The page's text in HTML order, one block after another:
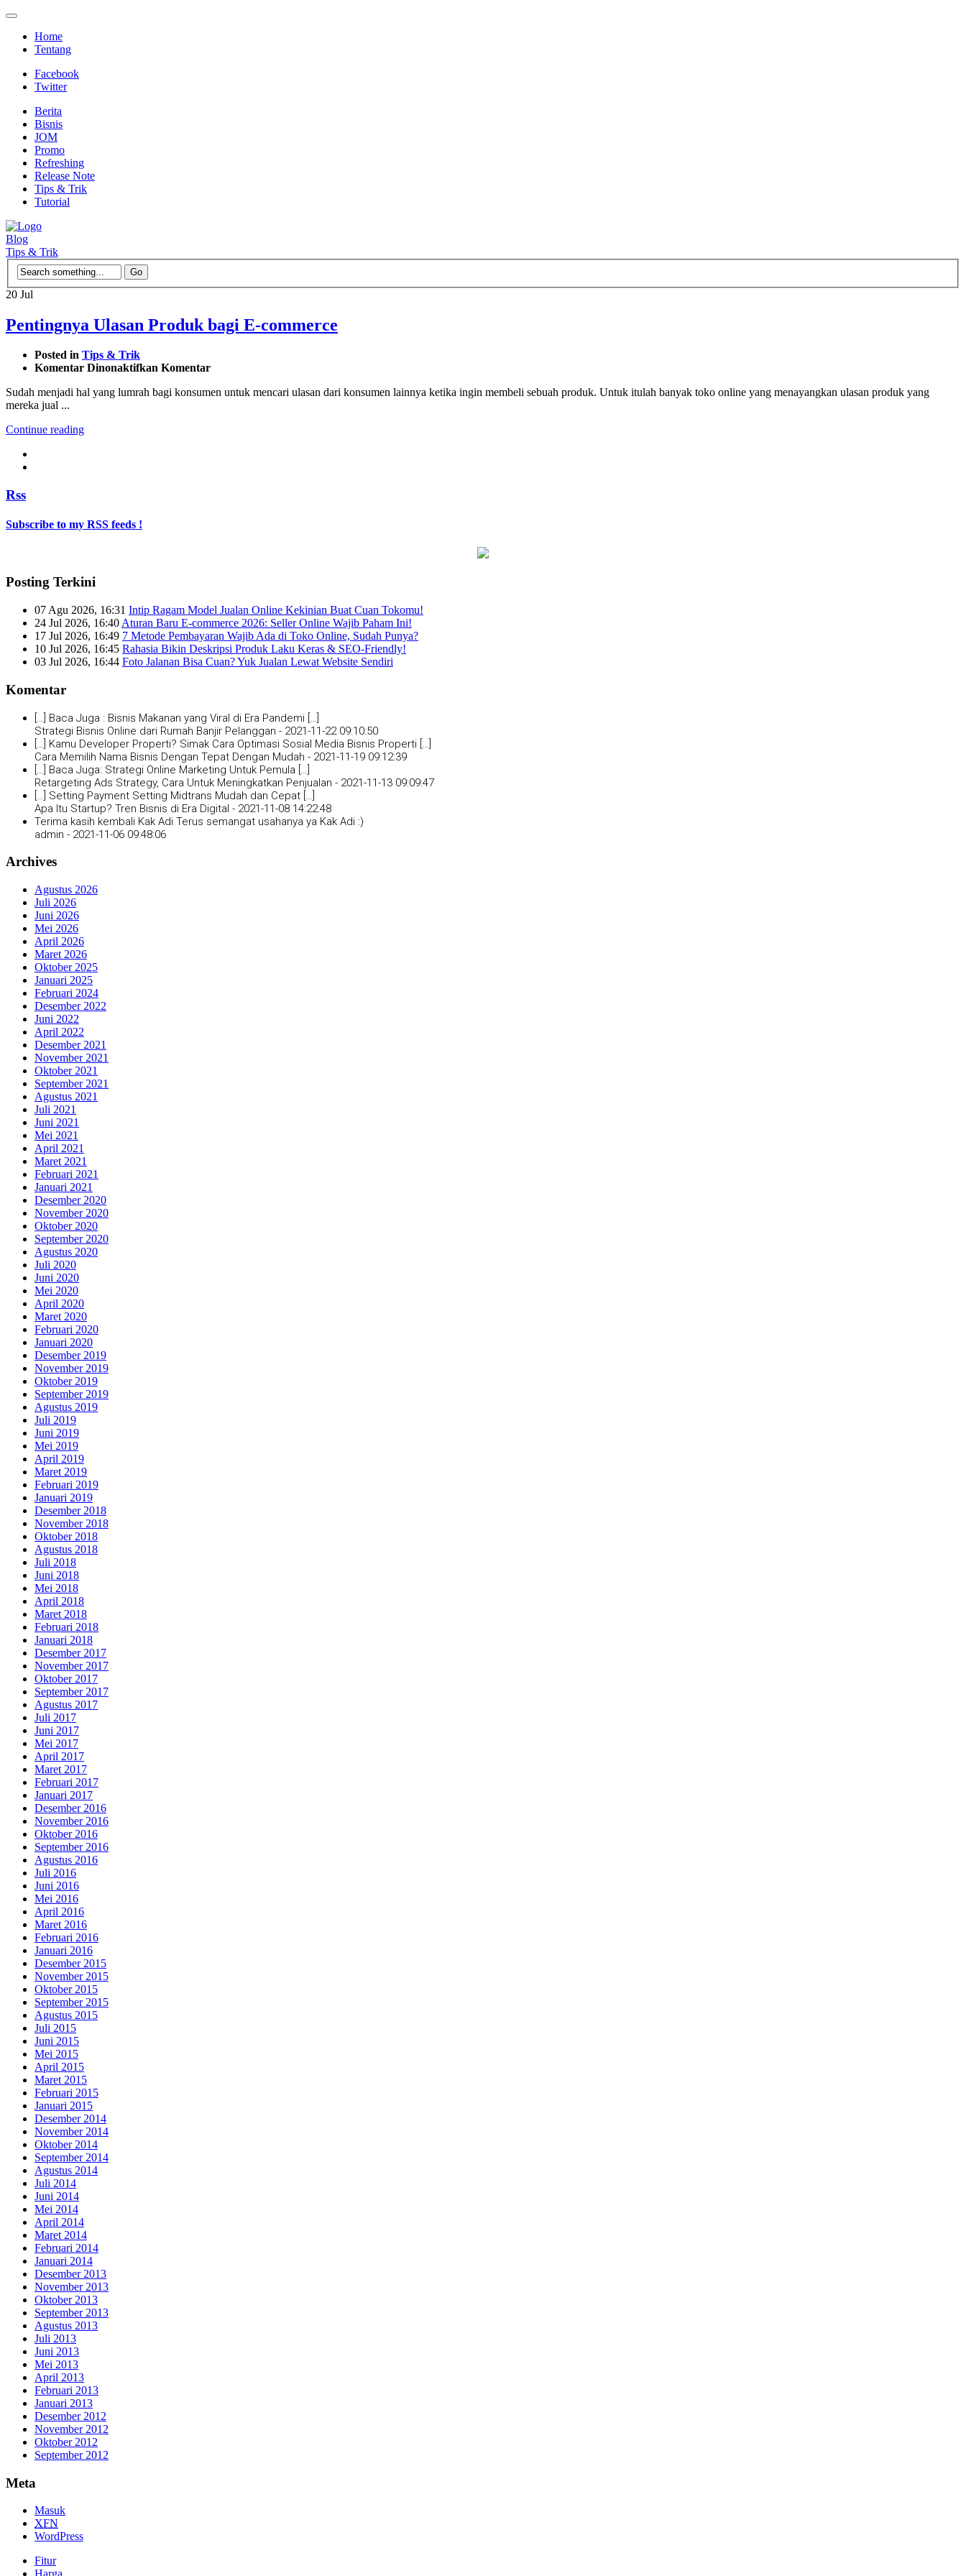
Home
Tentang
Facebook
Twitter
Berita
Bisnis
JOM
Promo
Refreshing
Release Note
Tips & Trik
Tutorial
Blog
Tips & Trik
20 Jul
Pentingnya Ulasan Produk bagi E-commerce
Posted in Tips & Trik
Komentar Dinonaktifkan pada
Ulasan
Komentar
Sudah menjadi hal yang lumrah bagi konsumen untuk mencari ulasan dari konsumen lainnya ketika ingin membeli sebuah produk. Untuk itulah banyak toko online yang menayangkan ulasan produk yang
mereka jual ...
Continue reading
Rss
Subscribe to my RSS feeds !
Posting Terkini
07 Agu 2026, 16:31 Intip Ragam Model Jualan Online Kekinian Buat Cuan Tokomu!
24 Jul 2026, 16:40 Aturan Baru E-commerce 2026: Seller Online Wajib Paham Ini!
17 Jul 2026, 16:49 7 Metode Pembayaran Wajib Ada di Toko Online, Sudah Punya?
10 Jul 2026, 16:45 Rahasia Bikin Deskripsi Produk Laku Keras & SEO-Friendly!
03 Jul 2026, 16:44 Foto Jalanan Bisa Cuan? Yuk Jualan Lewat Website Sendiri
Komentar
[…] Baca Juga : Bisnis Makanan yang Viral di Era Pandemi […]
Strategi Bisnis Online dari Rumah Banjir Pelanggan - 2021-11-22 09:10:50
[…] Kamu Developer Properti? Simak Cara Optimasi Sosial Media Bisnis Properti […]
Cara Memilih Nama Bisnis Dengan Tepat Dengan Mudah - 2021-11-19 09:12:39
[…] Baca Juga: Strategi Online Marketing Untuk Pemula […]
Retargeting Ads Strategy, Cara Untuk Meningkatkan Penjualan - 2021-11-13 09:09:47
[…] Setting Payment Setting Midtrans Mudah dan Cepat […]
Apa Itu Startup? Tren Bisnis di Era Digital - 2021-11-08 14:22:48
Terima kasih kembali Kak Adi Terus semangat usahanya ya Kak Adi :)
admin - 2021-11-06 09:48:06
Archives
Agustus 2026
Juli 2026
Juni 2026
Mei 2026
April 2026
Maret 2026
Oktober 2025
Januari 2025
Februari 2024
Desember 2022
Juni 2022
April 2022
Desember 2021
November 2021
Oktober 2021
September 2021
Agustus 2021
Juli 2021
Juni 2021
Mei 2021
April 2021
Maret 2021
Februari 2021
Januari 2021
Desember 2020
November 2020
Oktober 2020
September 2020
Agustus 2020
Juli 2020
Juni 2020
Mei 2020
April 2020
Maret 2020
Februari 2020
Januari 2020
Desember 2019
November 2019
Oktober 2019
September 2019
Agustus 2019
Juli 2019
Juni 2019
Mei 2019
April 2019
Maret 2019
Februari 2019
Januari 2019
Desember 2018
November 2018
Oktober 2018
Agustus 2018
Juli 2018
Juni 2018
Mei 2018
April 2018
Maret 2018
Februari 2018
Januari 2018
Desember 2017
November 2017
Oktober 2017
September 2017
Agustus 2017
Juli 2017
Juni 2017
Mei 2017
April 2017
Maret 2017
Februari 2017
Januari 2017
Desember 2016
November 2016
Oktober 2016
September 2016
Agustus 2016
Juli 2016
Juni 2016
Mei 2016
April 2016
Maret 2016
Februari 2016
Januari 2016
Desember 2015
November 2015
Oktober 2015
September 2015
Agustus 2015
Juli 2015
Juni 2015
Mei 2015
April 2015
Maret 2015
Februari 2015
Januari 2015
Desember 2014
November 2014
Oktober 2014
September 2014
Agustus 2014
Juli 2014
Juni 2014
Mei 2014
April 2014
Maret 2014
Februari 2014
Januari 2014
Desember 2013
November 2013
Oktober 2013
September 2013
Agustus 2013
Juli 2013
Juni 2013
Mei 2013
April 2013
Februari 2013
Januari 2013
Desember 2012
November 2012
Oktober 2012
September 2012
Meta
Masuk
XFN
WordPress
Fitur